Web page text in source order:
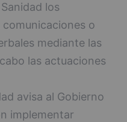
los
o
mediante las
las actuaciones
avisa al Gobierno
implementar